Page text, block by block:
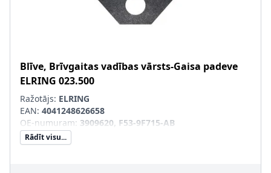
Blīve, Brīvgaitas vadības vārsts-Gaisa padeve
ELRING 023.500
Ražotājs: ELRING
EAN: 4041248626658
OE-numuram: 3909620, F53-9F715-AB
Rādīt visu...